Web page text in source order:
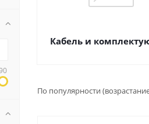
Кабель и
По популярности